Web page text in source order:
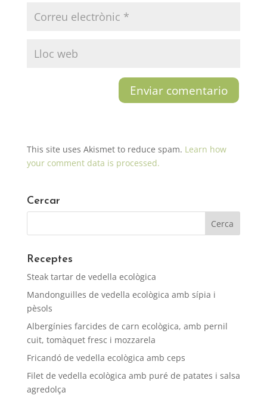
This site uses Akismet to reduce spam. Learn how
your comment data is processed.
Cercar
Receptes
Steak tartar de vedella ecològica
Mandonguilles de vedella ecològica amb sípia i
pèsols
Albergínies farcides de carn ecològica, amb pernil
cuit, tomàquet fresc i mozzarela
Fricandó de vedella ecològica amb ceps
Filet de vedella ecològica amb puré de patates i salsa
agredolça